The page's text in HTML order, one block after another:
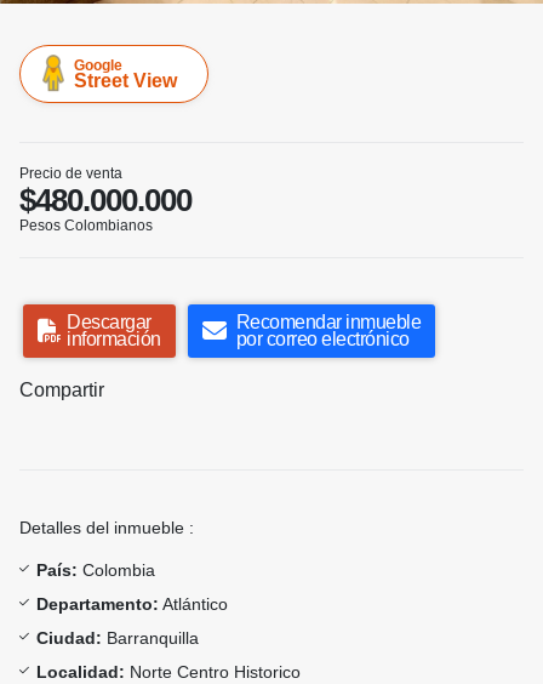
Google
Street View
Precio de venta
$480.000.000
Pesos Colombianos
Descargar
información
Recomendar inmueble
por correo electrónico
Compartir
Detalles del inmueble :
País: Colombia
Departamento: Atlántico
Ciudad: Barranquilla
Localidad: Norte Centro Historico